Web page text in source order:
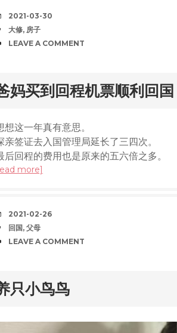
DATE
2021-03-30
TAGS
大修, 房子
COMMENTS
LEAVE A COMMENT
妈买到回程机票顺利回国
想这一年真有意思。
亲签证去入国管理局延长了三四次。
后回程的费用也是原来的五六倍之多。
more]
DATE
2021-02-26
TAGS
回国, 父母
COMMENTS
LEAVE A COMMENT
只小鸟鸟